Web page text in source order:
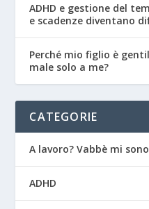
ADHD e gestione del
e scadenze diventano
Perché mio figlio è
male solo a me?
CATEGORIE
A lavoro? Vabbè mi
ADHD